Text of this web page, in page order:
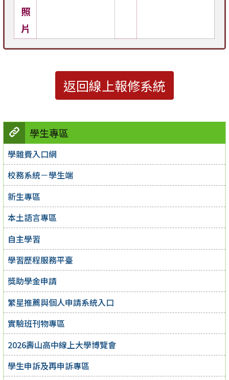
學生專區
學雜費入口網
校務系統－學生端
新生專區
本土語言專區
自主學習
學習歷程服務平臺
獎助學金申請
繁星推薦與個人申請系統入口
實驗班刊物專區
2026壽山高中線上大學博覽會
學生申訴及再申訴專區
照
片
返回線上報修系統